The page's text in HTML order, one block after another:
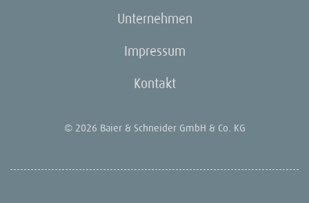
Unternehmen
Impressum
Kontakt
© 2026 Baier & Schneider GmbH & Co. KG